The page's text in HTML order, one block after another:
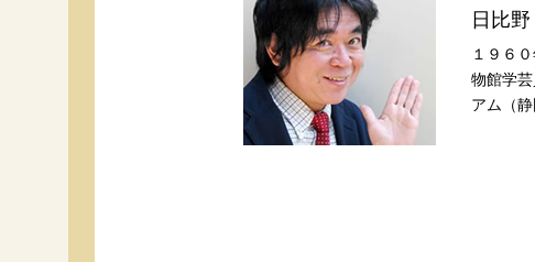
日比
１９６
物館学
アム（